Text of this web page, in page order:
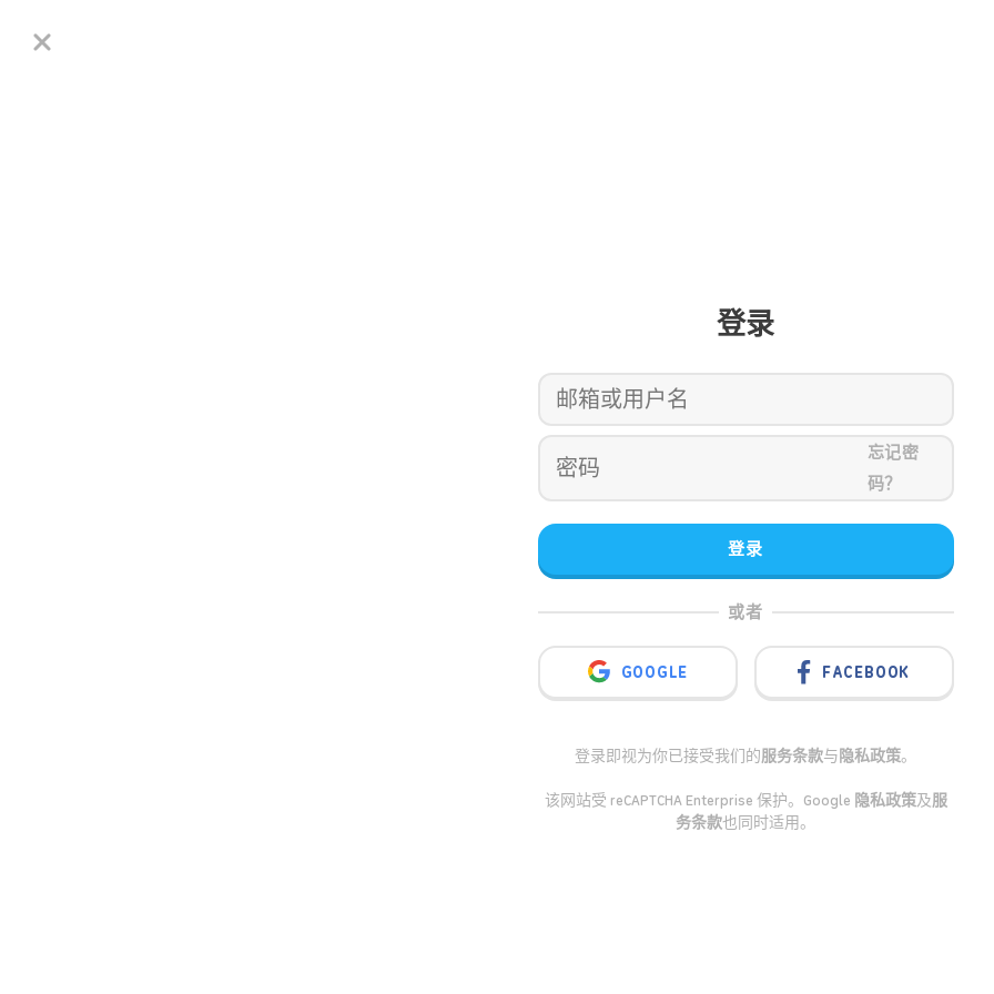
登录
忘记密
码？
登录
或者
GOOGLE FACEBOOK
登录即视为你已接受我们的服务条款与隐私政策。
该网站受 reCAPTCHA Enterprise 保护。Google 隐私政策及服
务条款也同时适用。